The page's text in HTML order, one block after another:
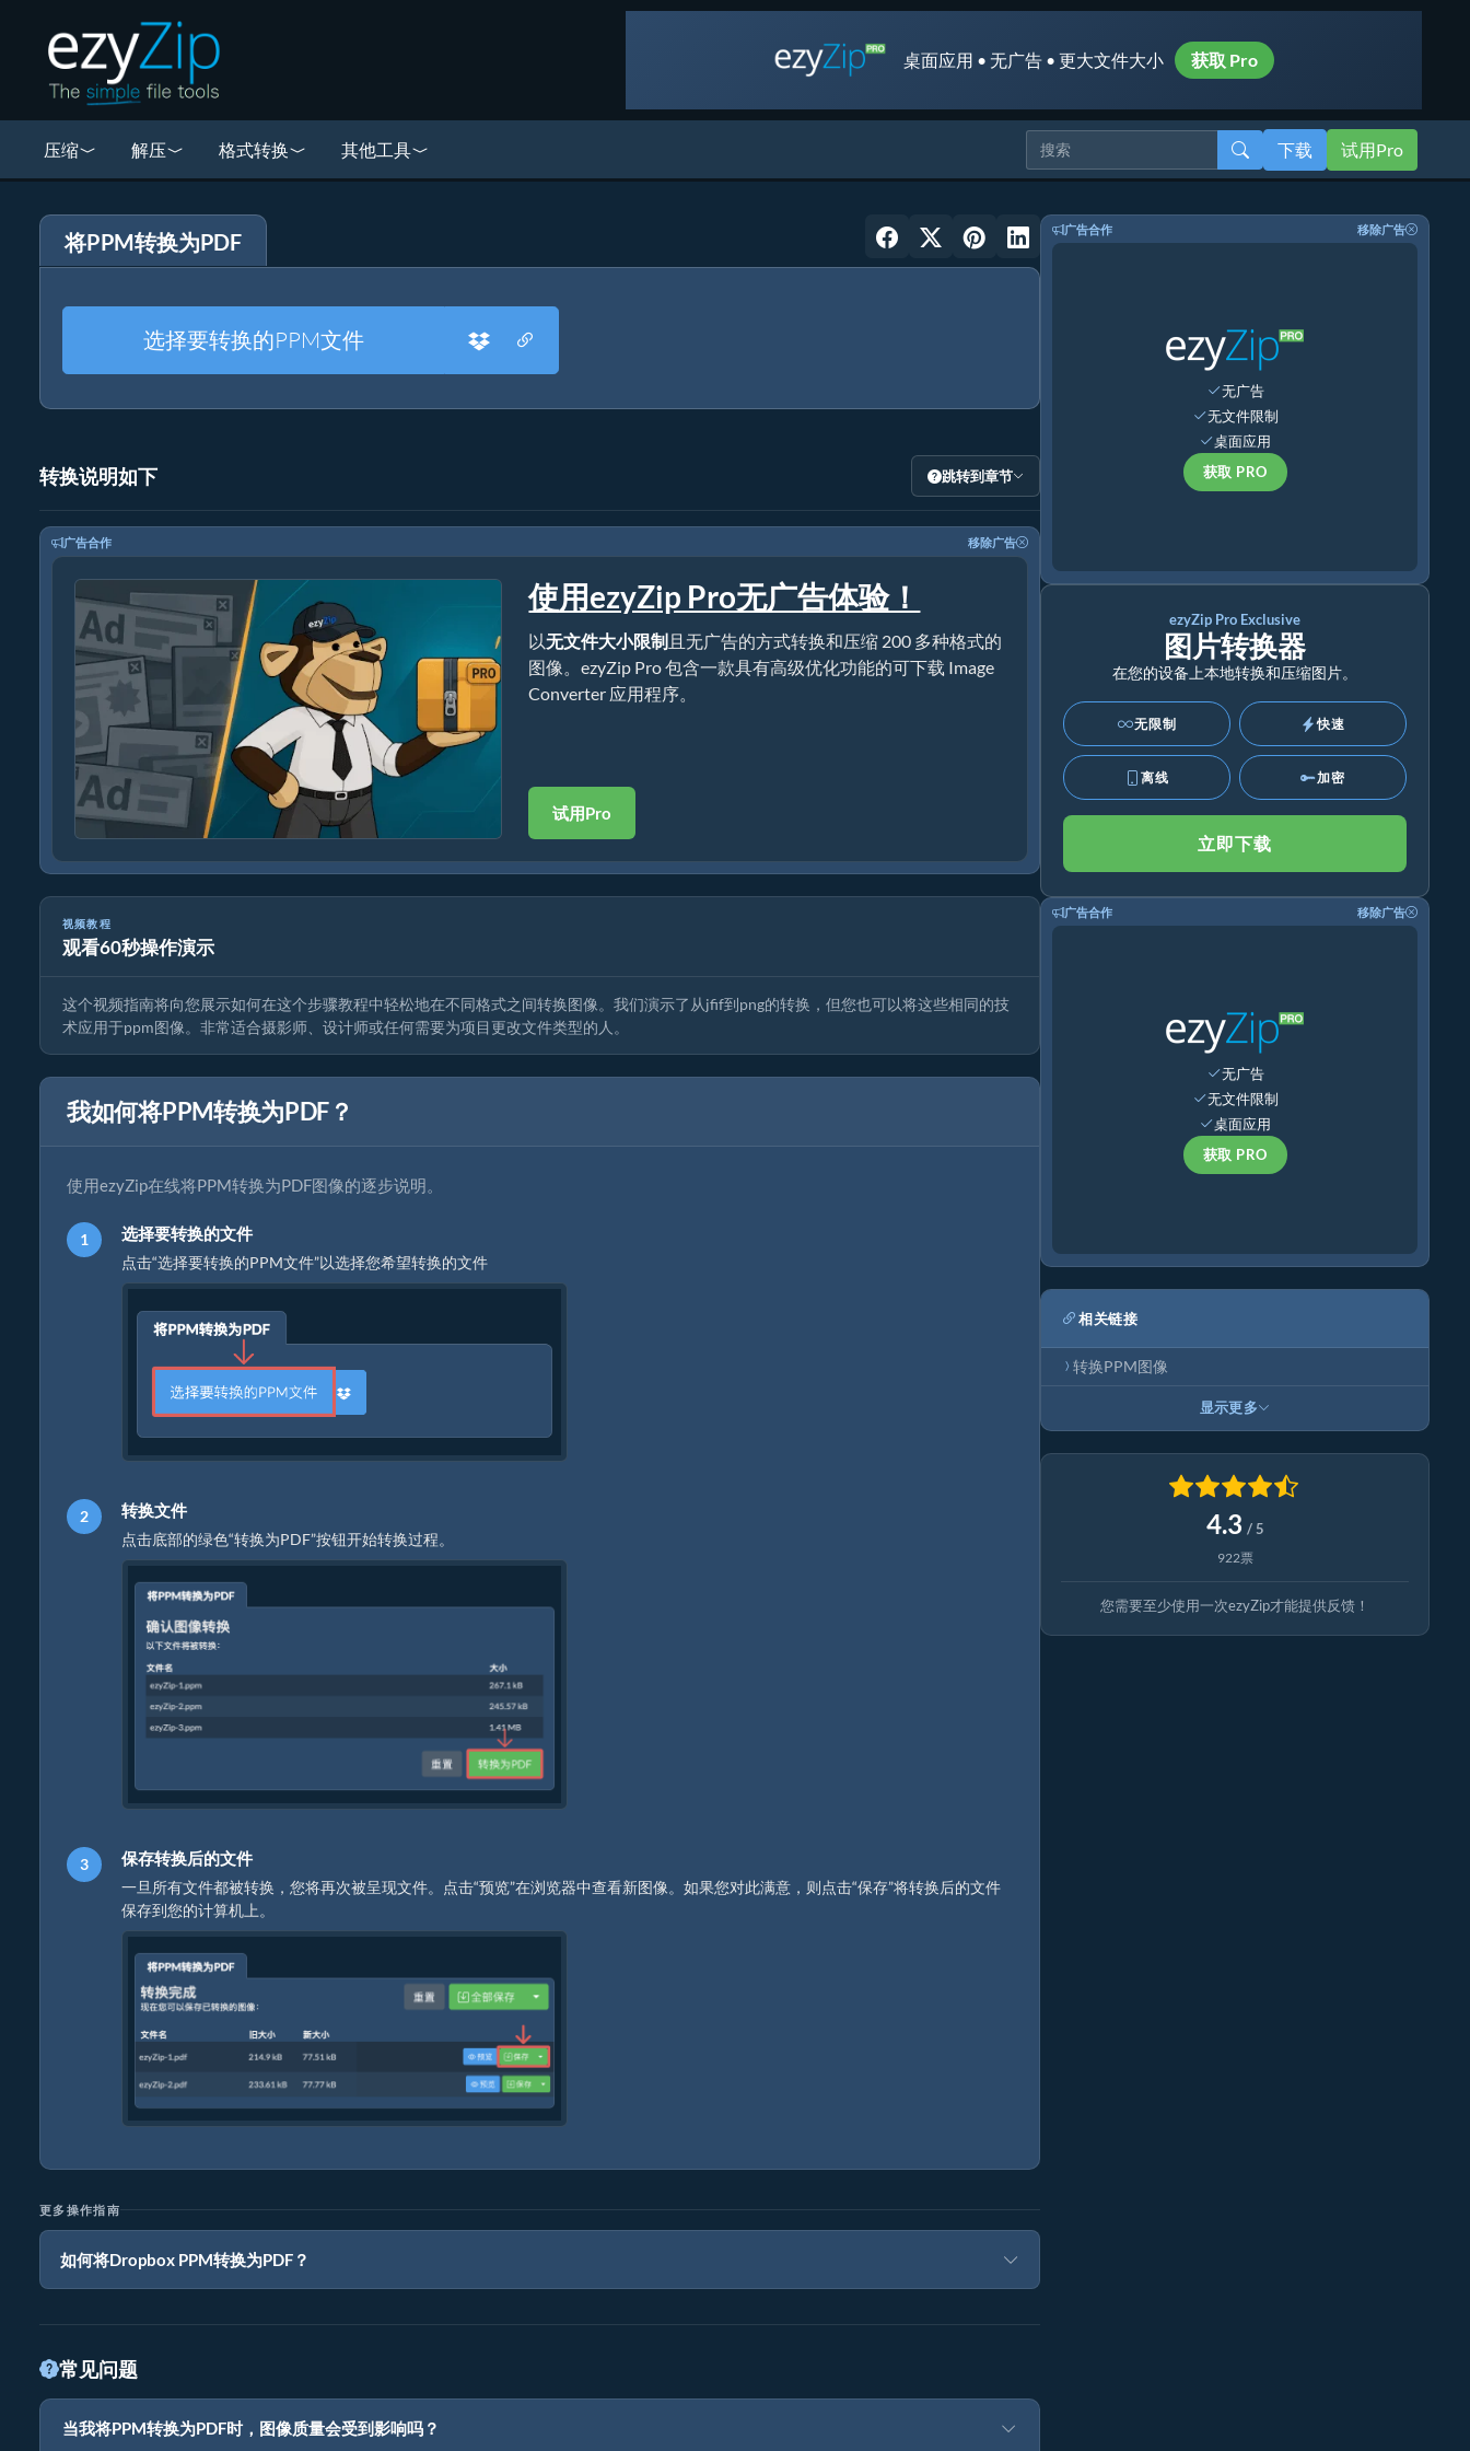
桌面应用 • 无广告 • 更大文件大小 获取 Pro
压缩 解压 格式转换 其他工具 下载 试用Pro
将PPM转换为PDF
选择要转换的PPM文件
转换说明如下 跳转到章节
广告合作 移除广告
使用ezyZip Pro无广告体验！
以无文件大小限制且无广告的方式转换和压缩 200 多种格式的
图像。ezyZip Pro 包含一款具有高级优化功能的可下载 Image
Converter 应用程序。
试用Pro
视频教程
观看60秒操作演示
如何在线转换图像格式
这个视频指南将向您展示如何在这个步骤教程中轻松地在不同格式之间转换图像。我们演示了从jfif到png的转换，但您也可以将这些相同的技
术应用于ppm图像。非常适合摄影师、设计师或任何需要为项目更改文件类型的人。
我如何将PPM转换为PDF？
使用ezyZip在线将PPM转换为PDF图像的逐步说明。
选择要转换的文件
点击“选择要转换的PPM文件”以选择您希望转换的文件
转换文件
点击底部的绿色“转换为PDF”按钮开始转换过程。
保存转换后的文件
一旦所有文件都被转换，您将再次被呈现文件。点击“预览”在浏览器中查看新图像。如果您对此满意，则点击“保存”将转换后的文件
保存到您的计算机上。
更多操作指南
如何将Dropbox PPM转换为PDF？
常见问题
当我将PPM转换为PDF时，图像质量会受到影响吗？
广告合作 移除广告
无广告
无文件限制
桌面应用
获取 PRO
ezyZip Pro Exclusive
图片转换器
在您的设备上本地转换和压缩图片。
无限制 快速
离线 加密
立即下载
广告合作 移除广告
无广告
无文件限制
桌面应用
获取 PRO
相关链接
转换PPM图像
显示更多
4.3 / 5
922票
您需要至少使用一次ezyZip才能提供反馈！